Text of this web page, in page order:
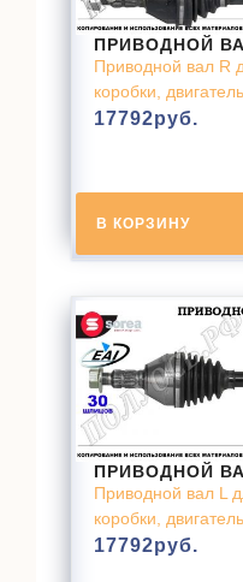
ПРИВОДНОЙ
Приводной вал R
коробки,
17792руб.
В КОРЗИНУ
ПРИВОДНОЙ
Приводной вал L
коробки,
17792руб.